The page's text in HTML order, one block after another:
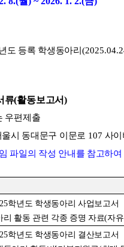
도 등록 학생동아리
류(활동보고서)
우편제출
울시 동대문구 이문로 107 사
파일의 작성 안내를 참고하여
학년도 학생동아리 사업보고서
리 활동 관련 각종 증명 자료(자
학년도 학생동아리 결산보고서